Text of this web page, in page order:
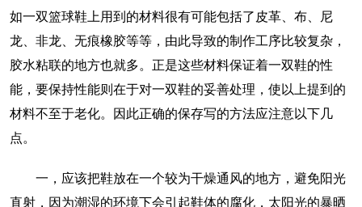
如一双篮球鞋上用到的材料很有可能包括了皮革、布、尼
龙、非龙、无痕橡胶等等，由此导致的制作工序比较复杂，
胶水粘联的地方也就多。正是这些材料保证着一双鞋的性
能，要保持性能则在于对一双鞋的妥善处理，使以上提到的
材料不至于老化。因此正确的保存写的方法应注意以下几
点。
一，应该把鞋放在一个较为干燥通风的地方，避免阳光
直射，因为潮湿的环境下会引起鞋体的腐化，太阳光的暴晒